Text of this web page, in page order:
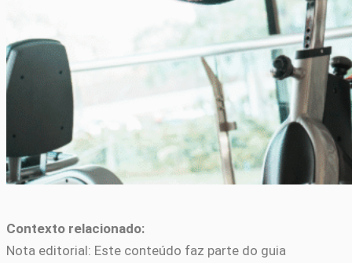
Contexto relacionado:
Nota editorial: Este conteúdo faz parte do guia